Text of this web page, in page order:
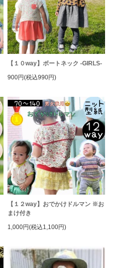
【１０way】ボートネック -GIRLS-
900円(税込990円)
【１２way】おでかけドルマン ※お
まけ付き
1,000円(税込1,100円)